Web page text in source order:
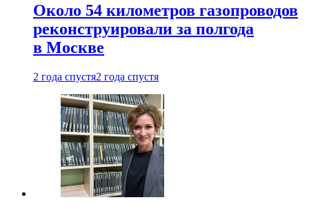
Около 54 километров газопроводов
реконструировали за полгода
в Москве
2 года спустя2 года спустя